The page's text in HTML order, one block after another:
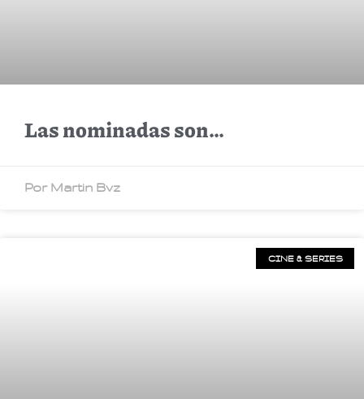
Las nominadas son…
Por Martin Bvz
CINE & SERIES